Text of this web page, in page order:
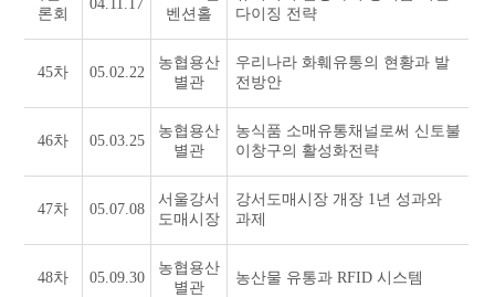
론회
04.11.17
벤션홀
다이징 전략
45차 05.02.22
농협용산
별관
우리나라 화훼유통의 현황과 발
전방안
46차 05.03.25
농협용산
별관
농식품 소매유통채널로써 신토불
이창구의 활성화전략
47차 05.07.08
서울강서
도매시장
강서도매시장 개장 1년 성과와
과제
48차 05.09.30
농협용산
별관
농산물 유통과 RFID 시스템